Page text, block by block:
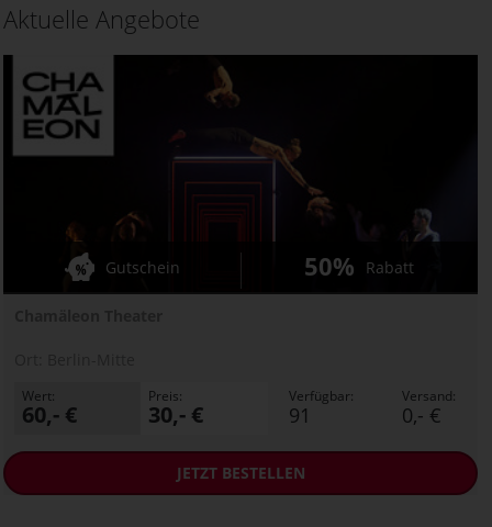
Aktuelle Angebote
Gutschein 50% Rabatt
Wert:
60,- €
Preis:
30,- €
Verfügbar:
91
Versand:
0,- €
JETZTBESTELLEN